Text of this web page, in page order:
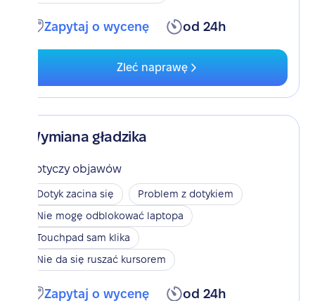
Zapytaj o wycenę od 24h
Zleć naprawę
Wymiana gładzika
Dotyczy objawów
Dotyk zacina się
Problem z dotykiem
Nie mogę odblokować laptopa
Touchpad sam klika
Nie da się ruszać kursorem
Zapytaj o wycenę od 24h